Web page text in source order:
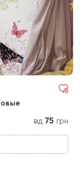
від 75 грн